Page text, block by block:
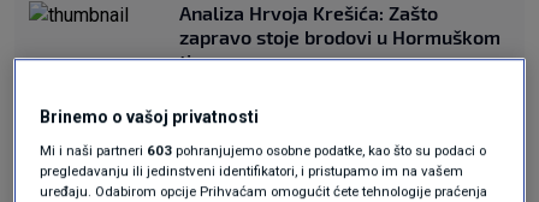
Analiza Hrvoja Krešića: Zašto
zapravo stoje brodovi u Hormuškom
tjesnacu
Cijene nafte, hrane...
Brinemo o vašoj privatnosti
Mi i naši partneri 603 pohranjujemo osobne podatke, kao što su podaci o
pregledavanju ili jedinstveni identifikatori, i pristupamo im na vašem
uređaju. Odabirom opcije Prihvaćam omogućit ćete tehnologije praćenja